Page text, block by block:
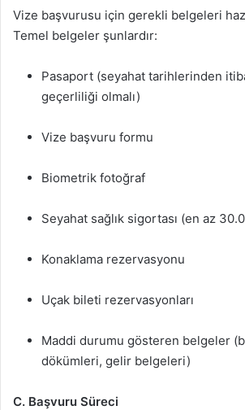
Vize başvurusu için gerekli belgeleri
Temel belgeler şunlardır:
Pasaport (seyahat tarihlerinden
geçerliliği olmalı)
Vize başvuru formu
Biometrik fotoğraf
Seyahat sağlık sigortası (en az
Konaklama rezervasyonu
Uçak bileti rezervasyonları
Maddi durumu gösteren belgeler
dökümleri, gelir belgeleri)
C. Başvuru Süreci